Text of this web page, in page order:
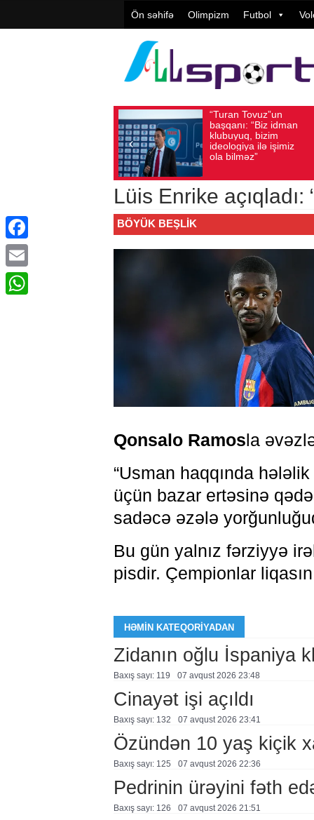
Ön səhifə Olimpizm Futbol
başqanı: “Biz idman
klubuyuq, bizim
ideologiya ilə işimiz
ola bilməz”
Avqust 05, 2026
Lüis Enrike
BÖYÜK BEŞLIK
Qonsalo Ramosla
“Usman haqqında
üçün bazar ertəsinə
sadəcə əzələ
Bu gün yalnız fərziyyə
pisdir. Çempionlar
HƏMIN KATEQORIYADAN
Zidanın oğlu İspaniya
Baxış sayı: 119 07 avqust 2026 23:48
Cinayət işi açıldı
Baxış sayı: 132 07 avqust 2026 23:41
Özündən 10 yaş kiçik
Baxış sayı: 125 07 avqust 2026 22:36
Pedrinin ürəyini fəth
Baxış sayı: 126 07 avqust 2026 21:51
Facebook
Email